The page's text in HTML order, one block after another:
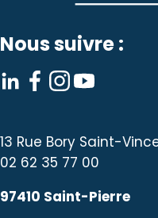
Nous suivre :
13 Rue Bory Saint-
02 62 35 77 00
97410 Saint-Pierre